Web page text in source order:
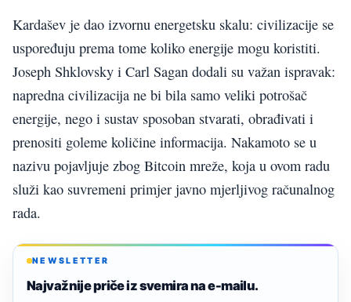
Kardašev je dao izvornu energetsku skalu: civilizacije se
uspoređuju prema tome koliko energije mogu koristiti.
Joseph Shklovsky i Carl Sagan dodali su važan ispravak:
napredna civilizacija ne bi bila samo veliki potrošač
energije, nego i sustav sposoban stvarati, obrađivati i
prenositi goleme količine informacija. Nakamoto se u
nazivu pojavljuje zbog Bitcoin mreže, koja u ovom radu
služi kao suvremeni primjer javno mjerljivog računalnog
rada.
NEWSLETTER
Najvažnije priče iz svemira na e-mailu.